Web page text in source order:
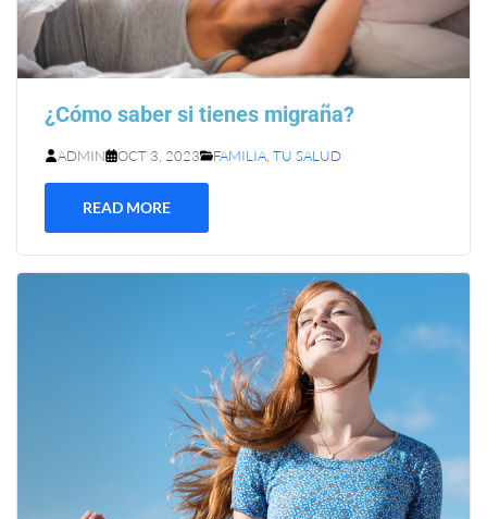
¿Cómo saber si tienes migraña?
ADMIN OCT 3, 2023 FAMILIA ,TU SALUD
READ MORE